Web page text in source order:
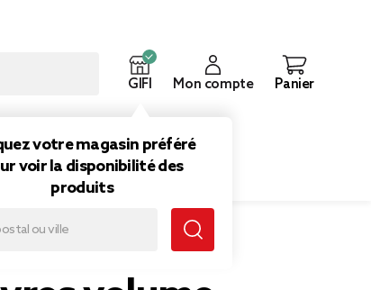
GIFI
votre magasin préféré
voir la disponibilité des
produits
Mon compte Panier